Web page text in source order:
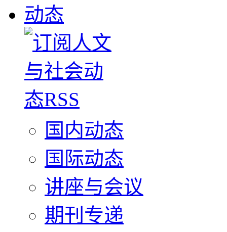
动态
国内动态
国际动态
讲座与会议
期刊专递